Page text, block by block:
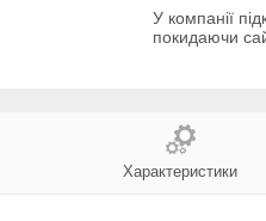
У компанії
покидаючи
Характеристики